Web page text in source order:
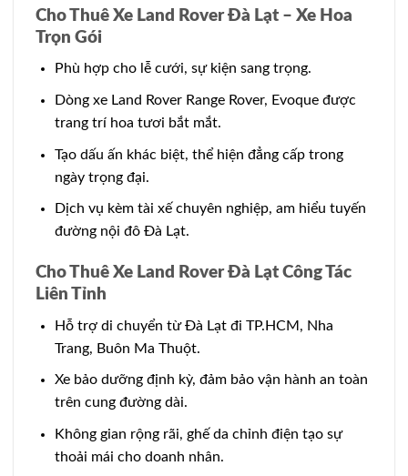
Cho Thuê Xe Land Rover Đà Lạt – Xe Hoa
Trọn Gói
Phù hợp cho lễ cưới, sự kiện sang trọng.
Dòng xe Land Rover Range Rover, Evoque được
trang trí hoa tươi bắt mắt.
Tạo dấu ấn khác biệt, thể hiện đẳng cấp trong
ngày trọng đại.
Dịch vụ kèm tài xế chuyên nghiệp, am hiểu tuyến
đường nội đô Đà Lạt.
Cho Thuê Xe Land Rover Đà Lạt Công Tác
Liên Tỉnh
Hỗ trợ di chuyển từ Đà Lạt đi TP.HCM, Nha
Trang, Buôn Ma Thuột.
Xe bảo dưỡng định kỳ, đảm bảo vận hành an toàn
trên cung đường dài.
Không gian rộng rãi, ghế da chỉnh điện tạo sự
thoải mái cho doanh nhân.